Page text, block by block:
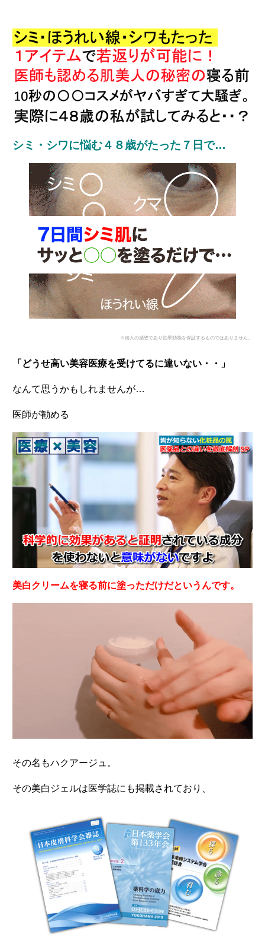
シミ・シワに悩む４８歳がたった７日で…
※個人の感想であり効果効能を保証するものではありません。
「どうせ高い美容医療を受けてるに違いない・・」
なんて思うかもしれませんが…
医師が勧める
美白クリームを寝る前に塗っただけだというんです。
その名もハクアージュ。
その美白ジェルは医学誌にも掲載されており、